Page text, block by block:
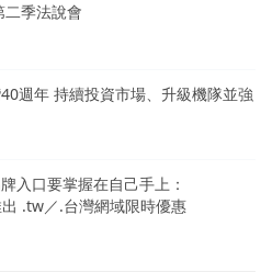
季法說會
週年 持續投資市場、升級機隊並強
入口要掌握在自己手上：
.tw／.台灣網域限時優惠